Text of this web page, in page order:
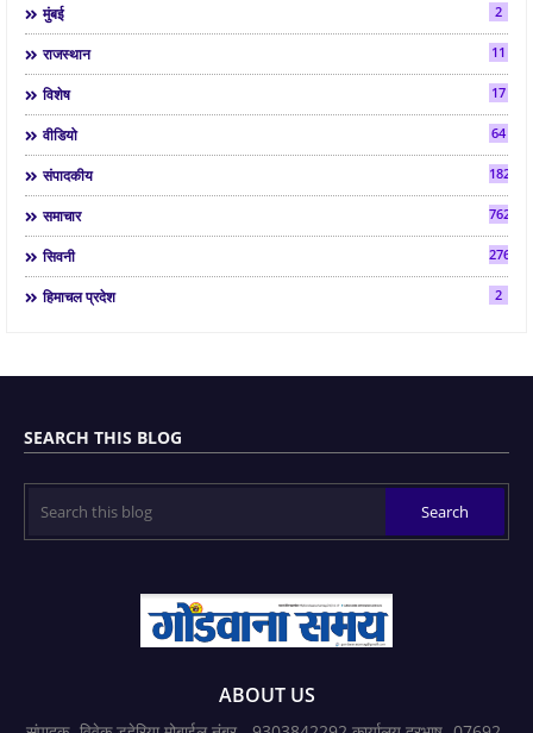
मुंबई 2
राजस्थान 11
विशेष 17
वीडियो 64
संपादकीय 182
समाचार 7624
सिवनी 2763
हिमाचल प्रदेश 2
SEARCH THIS BLOG
ABOUT US